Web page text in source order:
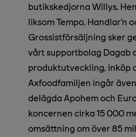
butikskedjorna Willys,
liksom Tempo, Handlar’n
Grossistförsäljning sker
vårt supportbolag Dagab
produktutveckling, inköp
Axfoodfamiljen ingår
delägda Apohem och
koncernen cirka 15 000
omsättning om över 85